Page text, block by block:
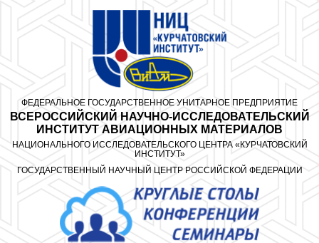
ФЕДЕРАЛЬНОЕ ГОСУДАРСТВЕННОЕ УНИТАРНОЕ ПРЕДПРИЯТИЕ
ВСЕРОССИЙСКИЙ НАУЧНО-ИССЛЕДОВАТЕЛЬСКИЙ
ИНСТИТУТ АВИАЦИОННЫХ МАТЕРИАЛОВ
НАЦИОНАЛЬНОГО ИССЛЕДОВАТЕЛЬСКОГО ЦЕНТРА «КУРЧАТОВСКИЙ
ИНСТИТУТ»
ГОСУДАРСТВЕННЫЙ НАУЧНЫЙ ЦЕНТР РОССИЙСКОЙ ФЕДЕРАЦИИ